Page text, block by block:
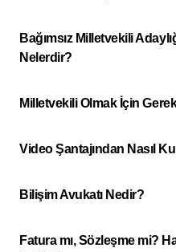
Bağımsız Milletvekili
Nelerdir?
Milletvekili Olmak İçin
Video Şantajından Nasıl
Bilişim Avukatı Nedir?
Fatura mı, Sözleşme mi?